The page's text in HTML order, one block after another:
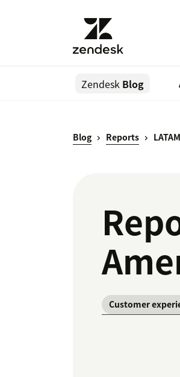
Zendesk Blog
Blog Reports
Customer